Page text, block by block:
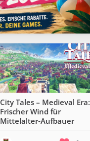
City Tales – Medieval Era:
Frischer Wind für
Mittelalter‑Aufbauer